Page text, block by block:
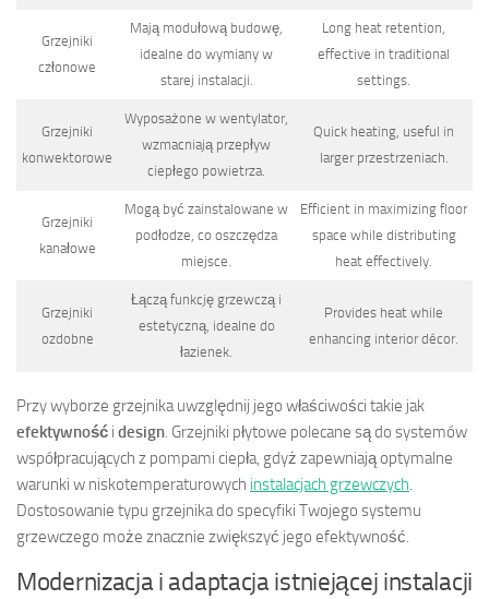
Grzejniki
członowe
Mają modułową budowę,
idealne do wymiany w
starej instalacji.
Long heat retention,
effective in traditional
settings.
Grzejniki
konwektorowe
Wyposażone w wentylator,
wzmacniają przepływ
ciepłego powietrza.
Quick heating, useful in
larger przestrzeniach.
Grzejniki
kanałowe
Mogą być zainstalowane w
podłodze, co oszczędza
miejsce.
Efficient in maximizing floor
space while distributing
heat effectively.
Grzejniki
ozdobne
Łączą funkcję grzewczą i
estetyczną, idealne do
łazienek.
Provides heat while
enhancing interior décor.
Przy wyborze grzejnika uwzględnij jego właściwości takie jak
efektywność i design. Grzejniki płytowe polecane są do systemów
współpracujących z pompami ciepła, gdyż zapewniają optymalne
warunki w niskotemperaturowych instalacjach grzewczych.
Dostosowanie typu grzejnika do specyfiki Twojego systemu
grzewczego może znacznie zwiększyć jego efektywność.
Modernizacja i adaptacja istniejącej instalacji